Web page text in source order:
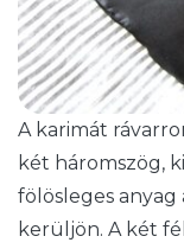
A karimát
két háromszög,
fölösleges
kerüljön. A két